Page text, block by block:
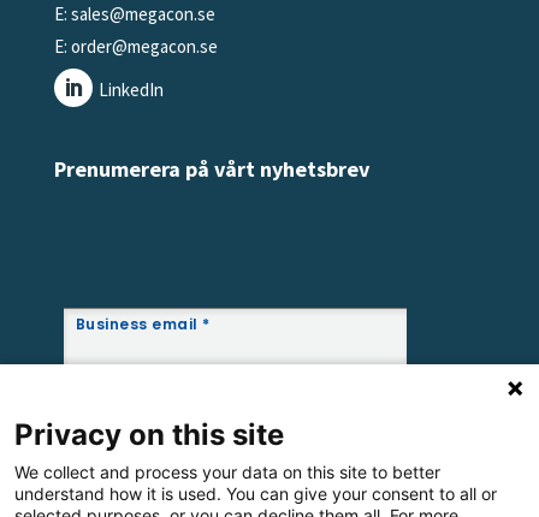
E: sales@megacon.se
E: order@megacon.se
LinkedIn
Prenumerera på vårt nyhetsbrev
Privacy on this site
We collect and process your data on this site to better
understand how it is used. You can give your consent to all or